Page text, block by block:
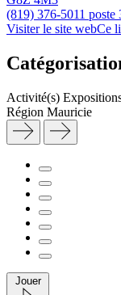
(819) 376-5011 poste
Visiter le site webCe
Activité(s)
Région Mauricie
Jouer